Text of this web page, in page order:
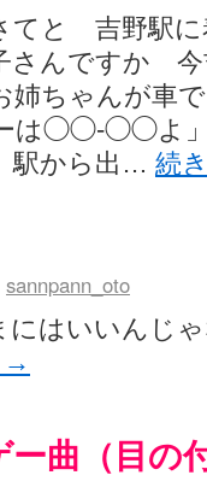
てと 吉野駅
んですか 今
ちゃんが車
は◯◯-◯◯よ」
駅から出… 続
sannpann_oto
にはいいんじ
→
曲（目の